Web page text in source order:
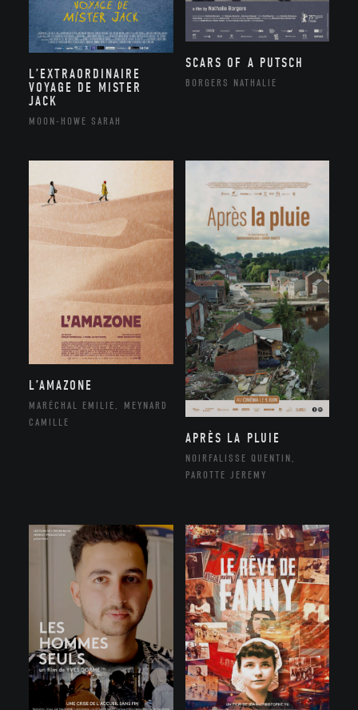
L’EXTRAORDINAIRE
VOYAGE DE MISTER
JACK
MOON-HOWE SARAH
SCARS OF A PUTSCH
BORGERS NATHALIE
L’AMAZONE
MARÉCHAL EMILIE, MEYNARD
CAMILLE
APRÈS LA PLUIE
NOIRFALISSE QUENTIN,
PAROTTE JEREMY